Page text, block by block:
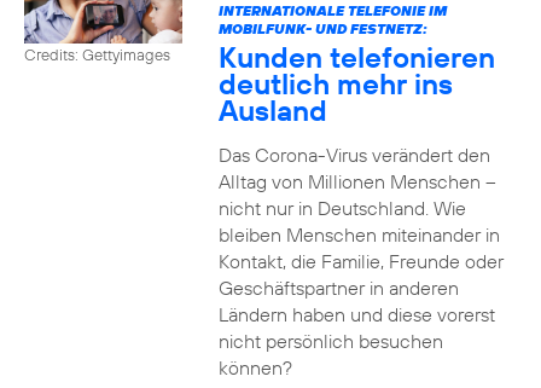
Credits: Gettyimages
INTERNATIONALE TELEFONIE IM
MOBILFUNK- UND FESTNETZ:
Kunden telefonieren
deutlich mehr ins
Ausland
Das Corona-Virus verändert den
Alltag von Millionen Menschen –
nicht nur in Deutschland. Wie
bleiben Menschen miteinander in
Kontakt, die Familie, Freunde oder
Geschäftspartner in anderen
Ländern haben und diese vorerst
nicht persönlich besuchen
können?